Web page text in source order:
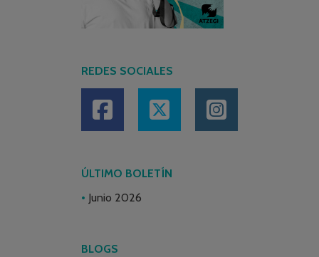
REDES SOCIALES
ÚLTIMO BOLETÍN
Junio 2026
BLOGS